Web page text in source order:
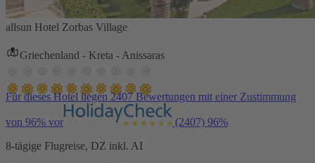
allsun Hotel Zorbas Village
Griechenland - Kreta - Anissaras
Für dieses Hotel liegen 2407 Bewertungen mit einer Zustimmung
von 96% vor (2407) 96%
8-tägige Flugreise, DZ inkl. AI